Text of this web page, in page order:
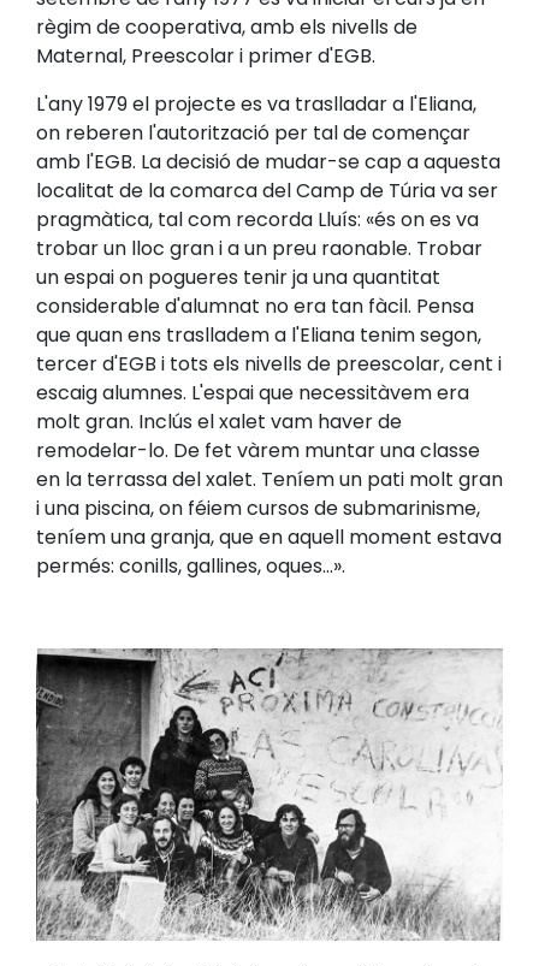
règim de cooperativa, amb els nivells de
Maternal, Preescolar i primer d'EGB.
L'any 1979 el projecte es va traslladar a l'Eliana,
on reberen l'autorització per tal de començar
amb l'EGB. La decisió de mudar-se cap a aquesta
localitat de la comarca del Camp de Túria va ser
pragmàtica, tal com recorda Lluís: «és on es va
trobar un lloc gran i a un preu raonable. Trobar
un espai on pogueres tenir ja una quantitat
considerable d'alumnat no era tan fàcil. Pensa
que quan ens traslladem a l'Eliana tenim segon,
tercer d'EGB i tots els nivells de preescolar, cent i
escaig alumnes. L'espai que necessitàvem era
molt gran. Inclús el xalet vam haver de
remodelar-lo. De fet vàrem muntar una classe
en la terrassa del xalet. Teníem un pati molt gran
i una piscina, on féiem cursos de submarinisme,
teníem una granja, que en aquell moment estava
permés: conills, gallines, oques...».